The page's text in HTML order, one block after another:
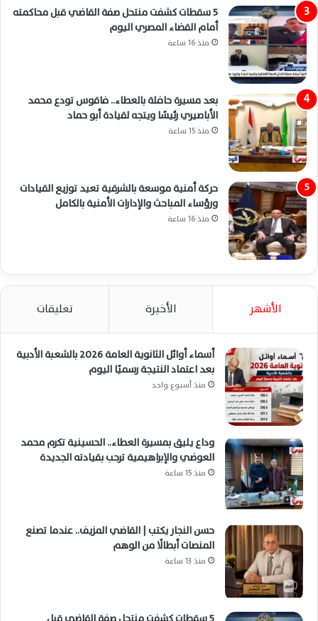
5 سقطات كشفت منتحل صفة القاضي قبل محاكمته
أمام القضاء المصري اليوم
منذ 16 ساعة
بعد مسيرة حافلة بالعطاء.. فاقوس تودع محمد
الأباصيري رئيسًا ويتجه لقيادة أبو حماد
منذ 15 ساعة
حركة أمنية موسعة بالشرقية تعيد توزيع القيادات
ورؤساء المباحث والإدارات الأمنية بالكامل
منذ 16 ساعة
الأشهر الأخيرة تعليقات
أسماء أوائل الثانوية العامة 2026 بالشعبة الأدبية
بعد اعتماد النتيجة رسميًا اليوم
منذ أسبوع واحد
وداع يليق بمسيرة العطاء.. الحسينية تكرم محمد
العوضي والإبراهيمية ترحب بقيادته الجديدة
منذ 15 ساعة
حسن النجار يكتب | القاضي المزيف.. عندما تصنع
المنصات أبطالًا من الوهم
منذ 13 ساعة